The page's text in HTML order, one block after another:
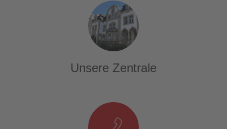
Unsere Zentrale